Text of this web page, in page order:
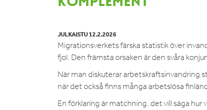
JULKAISTU 12.2.2026
Migrationsverkets färska statistik över
fjol. Den främsta orsaken är den svåra
När man diskuterar arbetskraftsinvandring
när det också finns många arbetslösa
En förklaring är matchning, det vill säga